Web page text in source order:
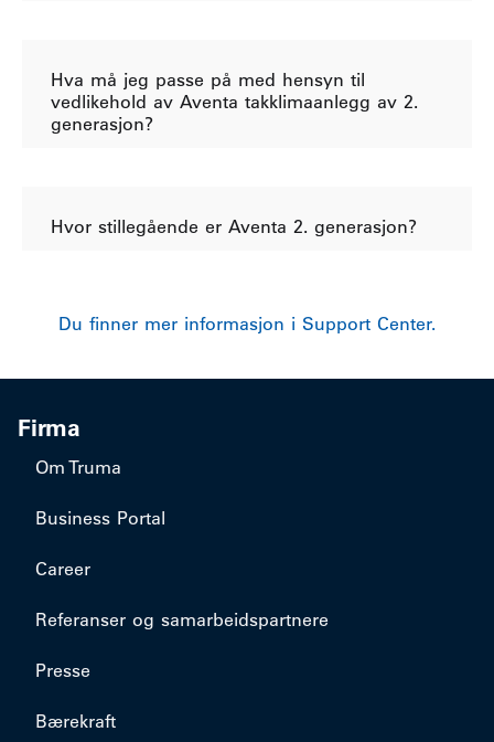
Hva må jeg passe på med hensyn til
vedlikehold av Aventa takklimaanlegg av 2.
generasjon?
Hvor stillegående er Aventa 2. generasjon?
Du finner mer informasjon i Support Center.
Firma
Om Truma
Business Portal
Career
Referanser og samarbeidspartnere
Presse
Bærekraft